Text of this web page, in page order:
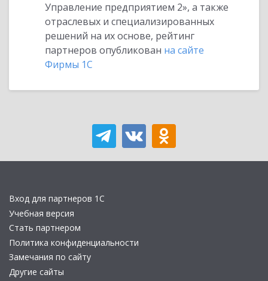
Управление предприятием 2», а также
отраслевых и специализированных
решений на их основе, рейтинг
партнеров опубликован на сайте
Фирмы 1С
Вход для партнеров 1С
Учебная версия
Стать партнером
Политика конфиденциальности
Замечания по сайту
Другие сайты